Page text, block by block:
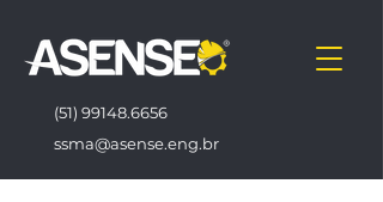
(51) 99148.6656
ssma@asense.eng.br